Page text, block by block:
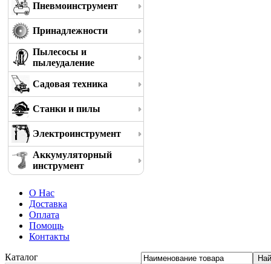
Пневмоинструмент
Принадлежности
Пылесосы и
пылеудаление
Садовая техника
Станки и пилы
Электроинструмент
Аккумуляторный
инструмент
О Нас
Доставка
Оплата
Помощь
Контакты
Каталог